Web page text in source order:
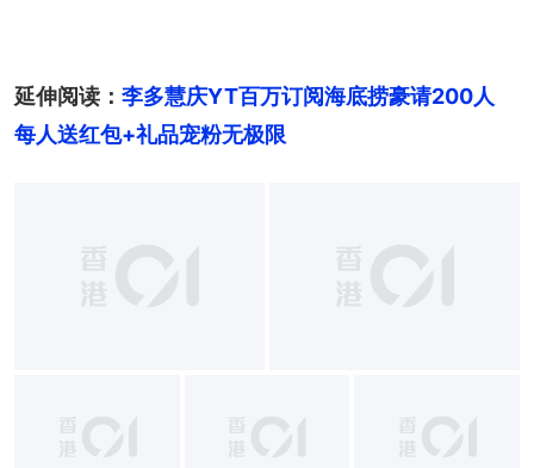
延伸阅读： 李多慧庆YT百万订阅海底捞豪请200人
每人送红包+礼品宠粉无极限